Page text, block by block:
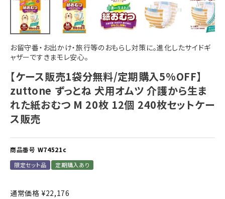
お留守番・お出かけ・旅行等のおもらし対策に。進化したサイドギ
ャザーですきまモレ安心。
【ケース販売1袋分無料/定期購入5%OFF】
zuttone ずっとね 犬用オムツ 介護から生ま
れた紙おむつ M 20枚 12個 240枚セットケー
ス販売
商品番号 W74521c
限定セット品 定期購入あり
通常価格 ¥22,176